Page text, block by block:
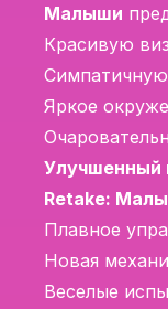
Малыши
Красивую
Яркое
Улучшенный
Retake:
Плавное
Новая
Веселые